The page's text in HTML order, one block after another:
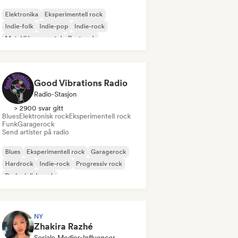
Elektronika
Eksperimentell rock
Indie-folk
Indie-pop
Indie-rock
Metal/Heavy metal
Postpunk
Good Vibrations Radio
Radio-Stasjon
> 2900 svar gitt
BluesElektronisk rockEksperimentell rock
FunkGaragerock
Send artister på radio
Blues Eksperimentell rock
Garagerock
Hardrock
Indie-rock
Progressiv rock
Psykedelisk rock
NY
Zhakira Razhé